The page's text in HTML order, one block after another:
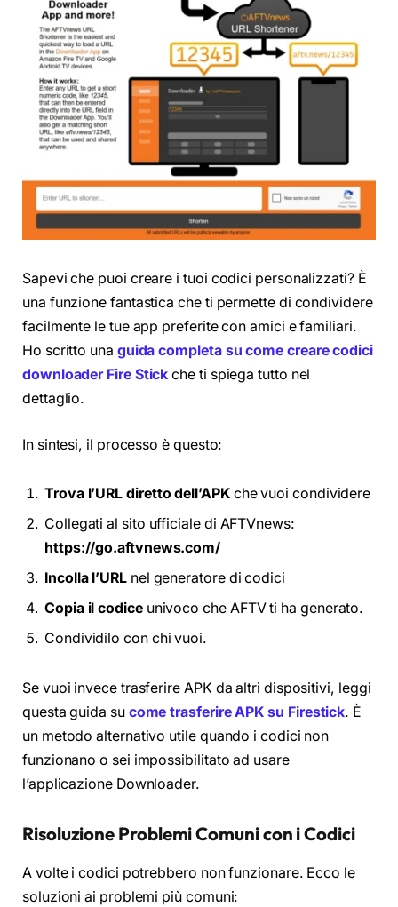
Sapevi che puoi creare i tuoi codici personalizzati? È
una funzione fantastica che ti permette di condividere
facilmente le tue app preferite con amici e familiari.
Ho scritto una guida completa su come creare codici
downloader Fire Stick che ti spiega tutto nel
dettaglio.
In sintesi, il processo è questo:
Trova l’URL diretto dell’APK che vuoi condividere
Collegati al sito ufficiale di AFTVnews:
https://go.aftvnews.com/
Incolla l’URLnel generatore di codici
Copia il codiceunivoco che AFTV ti ha generato.
Condividilo con chi vuoi.
Se vuoi invece trasferire APK da altri dispositivi, leggi
questa guida su come trasferire APK su Firestick. È
un metodo alternativo utile quando i codici non
funzionano o sei impossibilitato ad usare
l’applicazione Downloader.
Risoluzione Problemi Comuni con i Codici
A volte i codici potrebbero non funzionare. Ecco le
soluzioni ai problemi più comuni: